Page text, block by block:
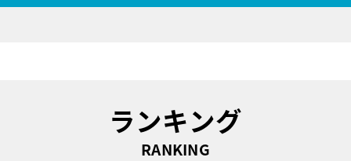
ランキング
RANKING